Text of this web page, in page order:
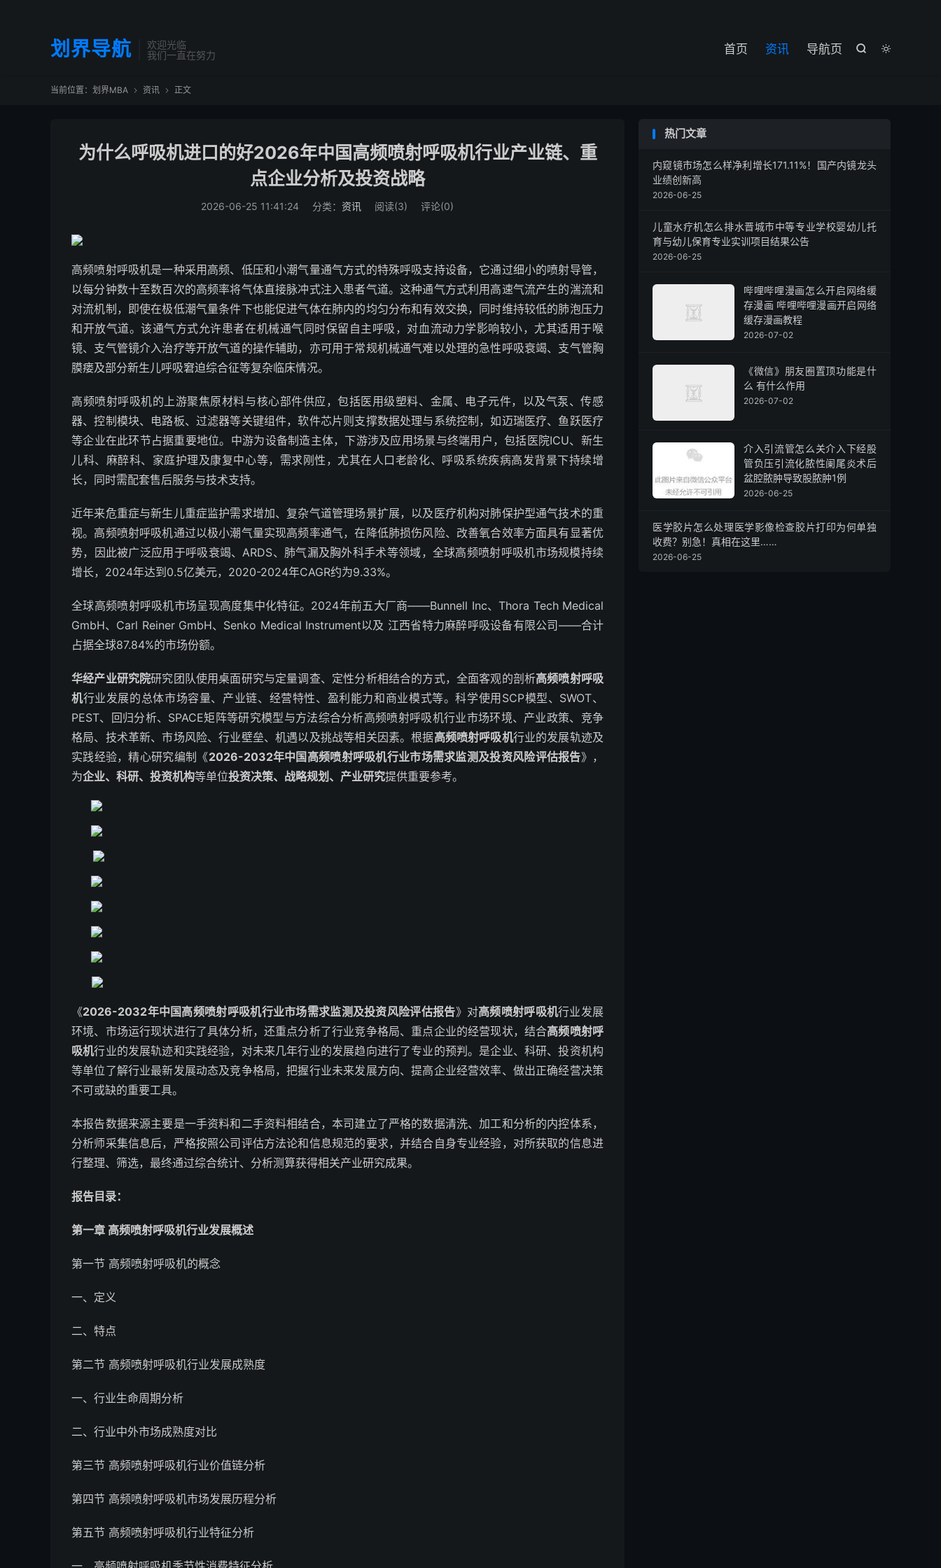
划界导航
欢迎光临
我们一直在努力


首页 资讯 导航页
当前位置： 划界MBA  资讯  正文
为什么呼吸机进口的好2026年中国高频喷射呼吸机行业产业链、重
点企业分析及投资战略
2026-06-25 11:41:24 分类： 资讯 阅读(3) 评论(0)
高频喷射呼吸机是一种采用高频、低压和小潮气量通气方式的特殊呼吸支持设备，它通过细小的喷射导管，
以每分钟数十至数百次的高频率将气体直接脉冲式注入患者气道。这种通气方式利用高速气流产生的湍流和
对流机制，即使在极低潮气量条件下也能促进气体在肺内的均匀分布和有效交换，同时维持较低的肺泡压力
和开放气道。该通气方式允许患者在机械通气同时保留自主呼吸，对血流动力学影响较小，尤其适用于喉
镜、支气管镜介入治疗等开放气道的操作辅助，亦可用于常规机械通气难以处理的急性呼吸衰竭、支气管胸
膜瘘及部分新生儿呼吸窘迫综合征等复杂临床情况。
高频喷射呼吸机的上游聚焦原材料与核心部件供应，包括医用级塑料、金属、电子元件，以及气泵、传感
器、控制模块、电路板、过滤器等关键组件，软件芯片则支撑数据处理与系统控制，如迈瑞医疗、鱼跃医疗
等企业在此环节占据重要地位。中游为设备制造主体，下游涉及应用场景与终端用户，包括医院ICU、新生
儿科、麻醉科、家庭护理及康复中心等，需求刚性，尤其在人口老龄化、呼吸系统疾病高发背景下持续增
长，同时需配套售后服务与技术支持。
近年来危重症与新生儿重症监护需求增加、复杂气道管理场景扩展，以及医疗机构对肺保护型通气技术的重
视。高频喷射呼吸机通过以极小潮气量实现高频率通气，在降低肺损伤风险、改善氧合效率方面具有显著优
势，因此被广泛应用于呼吸衰竭、ARDS、肺气漏及胸外科手术等领域，全球高频喷射呼吸机市场规模持续
增长，2024年达到0.5亿美元，2020-2024年CAGR约为9.33%。
全球高频喷射呼吸机市场呈现高度集中化特征。2024年前五大厂商——Bunnell Inc、Thora Tech Medical
GmbH、Carl Reiner GmbH、Senko Medical Instrument以及 江西省特力麻醉呼吸设备有限公司——合计
占据全球87.84%的市场份额。
华经产业研究院研究团队使用桌面研究与定量调查、定性分析相结合的方式，全面客观的剖析高频喷射呼吸
机行业发展的总体市场容量、产业链、经营特性、盈利能力和商业模式等。科学使用SCP模型、SWOT、
PEST、回归分析、SPACE矩阵等研究模型与方法综合分析高频喷射呼吸机行业市场环境、产业政策、竞争
格局、技术革新、市场风险、行业壁垒、机遇以及挑战等相关因素。根据高频喷射呼吸机行业的发展轨迹及
实践经验，精心研究编制《2026-2032年中国高频喷射呼吸机行业市场需求监测及投资风险评估报告》，
为企业、科研、投资机构等单位投资决策、战略规划、产业研究提供重要参考。
《2026-2032年中国高频喷射呼吸机行业市场需求监测及投资风险评估报告》对高频喷射呼吸机行业发展
环境、市场运行现状进行了具体分析，还重点分析了行业竞争格局、重点企业的经营现状，结合高频喷射呼
吸机行业的发展轨迹和实践经验，对未来几年行业的发展趋向进行了专业的预判。是企业、科研、投资机构
等单位了解行业最新发展动态及竞争格局，把握行业未来发展方向、提高企业经营效率、做出正确经营决策
不可或缺的重要工具。
本报告数据来源主要是一手资料和二手资料相结合，本司建立了严格的数据清洗、加工和分析的内控体系，
分析师采集信息后，严格按照公司评估方法论和信息规范的要求，并结合自身专业经验，对所获取的信息进
行整理、筛选，最终通过综合统计、分析测算获得相关产业研究成果。
报告目录：
第一章 高频喷射呼吸机行业发展概述
第一节 高频喷射呼吸机的概念
一、定义
二、特点
第二节 高频喷射呼吸机行业发展成熟度
一、行业生命周期分析
二、行业中外市场成熟度对比
第三节 高频喷射呼吸机行业价值链分析
第四节 高频喷射呼吸机市场发展历程分析
第五节 高频喷射呼吸机行业特征分析
热门文章
内窥镜市场怎么样净利增长171.11%！国产内镜龙头
业绩创新高
2026-06-25
儿童水疗机怎么排水晋城市中等专业学校婴幼儿托
育与幼儿保育专业实训项目结果公告
2026-06-25
哔哩哔哩漫画怎么开启网络缓
存漫画 哔哩哔哩漫画开启网络
缓存漫画教程
2026-07-02
《微信》朋友圈置顶功能是什
么 有什么作用
2026-07-02
介入引流管怎么关介入下经股
管负压引流化脓性阑尾炎术后
盆腔脓肿导致股脓肿1例
2026-06-25
医学胶片怎么处理医学影像检查胶片打印为何单独
收费？别急！真相在这里……
2026-06-25